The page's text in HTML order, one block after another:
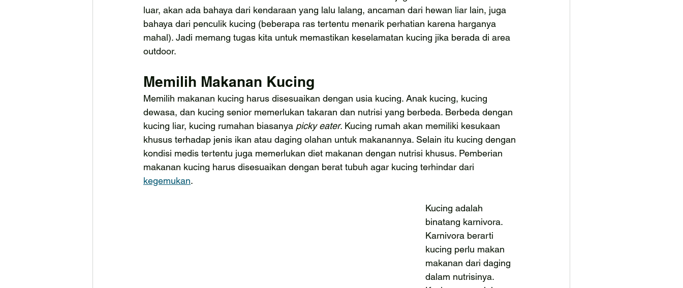
luar, akan ada bahaya dari kendaraan yang lalu lalang, ancaman dari hewan liar lain, juga
bahaya dari penculik kucing (beberapa ras tertentu menarik perhatian karena harganya
mahal). Jadi memang tugas kita untuk memastikan keselamatan kucing jika berada di area
outdoor.
Memilih Makanan Kucing
Memilih makanan kucing harus disesuaikan dengan usia kucing. Anak kucing, kucing
dewasa, dan kucing senior memerlukan takaran dan nutrisi yang berbeda. Berbeda dengan
kucing liar, kucing rumahan biasanya picky eater. Kucing rumah akan memiliki kesukaan
khusus terhadap jenis ikan atau daging olahan untuk makanannya. Selain itu kucing dengan
kondisi medis tertentu juga memerlukan diet makanan dengan nutrisi khusus. Pemberian
makanan kucing harus disesuaikan dengan berat tubuh agar kucing terhindar dari
kegemukan.
Kucing adalah
binatang karnivora.
Karnivora berarti
kucing perlu makan
makanan dari daging
dalam nutrisinya.